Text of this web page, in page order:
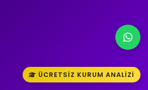
ÜCRETSIZ KURUM ANALIZI